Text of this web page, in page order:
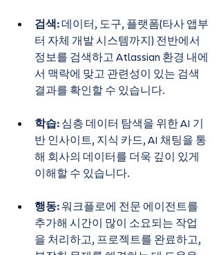
검색: 데이터, 도구, 플랫폼(타사 앱부
터 자체 개발 시스템까지) 전반에서
정보를 검색하고 Atlassian 환경 내에
서 맥락에 맞고 관련성이 있는 검색
결과를 확인할 수 있습니다.
학습: 심층 데이터 탐색을 위한 AI 기
반 인사이트, 지식 카드, AI 채팅을 통
해 회사의 데이터를 더욱 깊이 있게
이해할 수 있습니다.
행동: 워크플로에 전문 에이전트를
추가해 시간이 많이 소요되는 작업
을 처리하고, 프로젝트를 완료하고,